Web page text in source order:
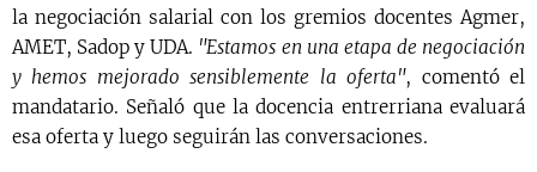
la negociación salarial con los gremios docentes Agmer,
AMET, Sadop y UDA. "Estamos en una etapa de negociación
y hemos mejorado sensiblemente la oferta", comentó el
mandatario. Señaló que la docencia entrerriana evaluará
esa oferta y luego seguirán las conversaciones.